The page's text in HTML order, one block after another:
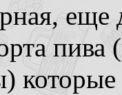
еще
пива